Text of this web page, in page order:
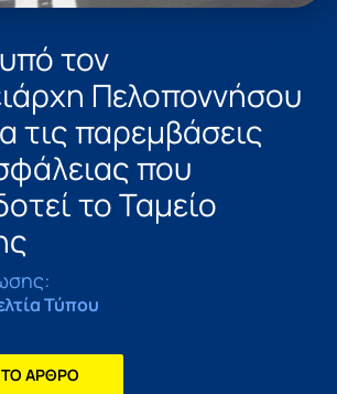
τον
Πελοποννήσου
τις παρεμβάσεις
που
το Ταμείο
Τύπου
ΤΟ ΑΡΘΡΟ